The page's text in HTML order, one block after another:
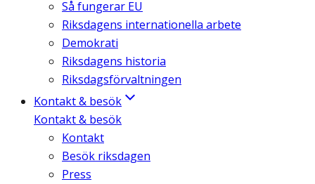
Så fungerar EU
Riksdagens internationella arbete
Demokrati
Riksdagens historia
Riksdagsförvaltningen
Kontakt & besök
Kontakt & besök
Kontakt
Besök riksdagen
Press